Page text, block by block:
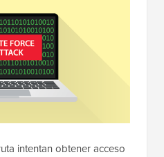
intentan obtener acceso